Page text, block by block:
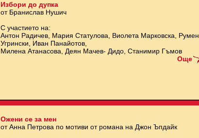
Избори до дупка
от Бранислав Нушич
С участието на:
Антон Радичев, Мария Статулова, Виолета Марковска, Румен
Угрински, Иван Панайотов,
Милена Атанасова, Деян Мачев- Дидо, Станимир Гъмов
Още
Ожени се за мен
от Анна Петрова по мотиви от романа на Джон Ъпдайк